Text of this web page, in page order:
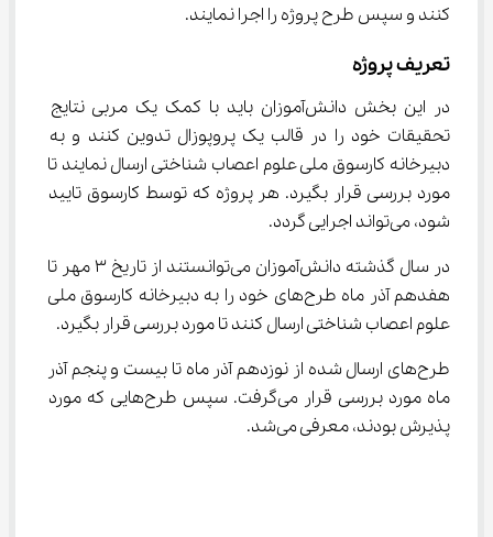
کنند و سپس طرح پروژه را اجرا نمایند.
تعریف پروژه
در این بخش دانش‌آموزان باید با کمک یک مربی نتایج
تحقیقات خود را در قالب یک پروپوزال تدوین کنند و به
دبیرخانه کارسوق ملی علوم اعصاب شناختی ارسال نمایند تا
مورد بررسی قرار بگیرد. هر پروژه که توسط کارسوق تایید
شود، می‌تواند اجرایی گردد.
در سال گذشته دانش‌آموزان می‌توانستند از تاریخ ۳ مهر تا
هفدهم آذر ماه طرح‌های خود را به دبیرخانه کارسوق ملی
علوم اعصاب شناختی ارسال کنند تا مورد بررسی قرار بگیرد.
طرح‌های ارسال شده از نوزدهم آذر ماه تا بیست و پنجم آذر
ماه مورد بررسی قرار می‌گرفت. سپس طرح‌هایی که مورد
پذیرش بودند، معرفی می‌شد.